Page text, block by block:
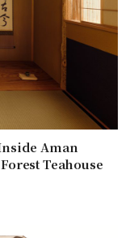
Aman
Teahouse